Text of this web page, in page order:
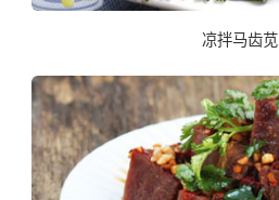
凉拌马齿苋